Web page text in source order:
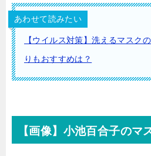
あわせて読みたい
【ウイルス対策】洗えるマスク
りもおすすめは？
【画像】小池百合子の